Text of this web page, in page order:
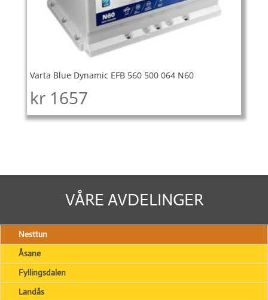
Varta Blue Dynamic EFB 560 500 064 N60
kr 1657
VÅRE AVDELINGER
Nesttun
Åsane
Fyllingsdalen
Landås